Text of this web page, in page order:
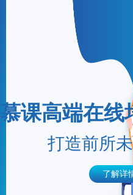
慕课高端在线
打造前所
了解详